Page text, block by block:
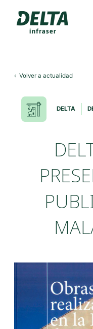
‹ Volver a actualidad
DELTA